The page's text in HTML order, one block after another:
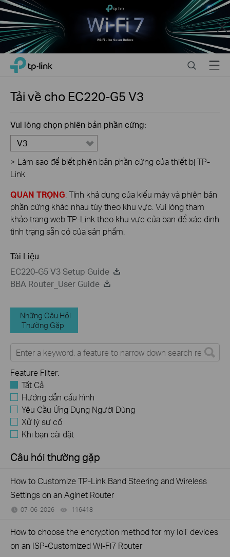
Close
Click
the
navigation
TP-Link, Reliably Smart SearchMenu
Tải về cho EC220-G5V3
Vui lòng chọn phiên bản phần cứng:
V3
> Làm sao để biết phiên bản phần cứng của thiết bị TP-
Link
QUAN TRỌNG: Tính khả dụng của kiểu máy và phiên bản
phần cứng khác nhau tùy theo khu vực. Vui lòng tham
khảo trang web TP-Link theo khu vực của bạn để xác định
tình trạng sẵn có của sản phẩm.
Tài Liệu
EC220-G5 V3 Setup Guide
BBA Router_User Guide
Những Câu Hỏi
Thường Gặp
Feature Filter:
Tất Cả
Hướng dẫn cấu hình
Yêu Cầu Ứng Dụng Người Dùng
Xử lý sự cố
Khi bạn cài đặt
Câu hỏi thường gặp
How to Customize TP-Link Band Steering and Wireless
Settings on an Aginet Router
07-06-2026 116418
How to choose the encryption method for my IoT devices
on an ISP-Customized Wi-Fi7 Router